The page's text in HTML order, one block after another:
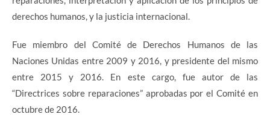
derechos humanos, y la justicia internacional.
Fue miembro del Comité de Derechos Humanos de las
Naciones Unidas entre 2009 y 2016, y presidente del mismo
entre 2015 y 2016. En este cargo, fue autor de las
“Directrices sobre reparaciones” aprobadas por el Comité en
octubre de 2016.